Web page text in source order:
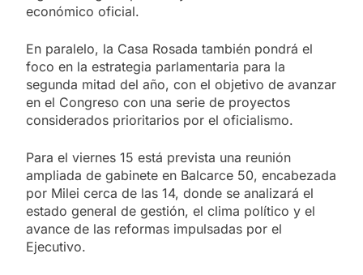
económico oficial.
En paralelo, la Casa Rosada también pondrá el
foco en la estrategia parlamentaria para la
segunda mitad del año, con el objetivo de avanzar
en el Congreso con una serie de proyectos
considerados prioritarios por el oficialismo.
Para el viernes 15 está prevista una reunión
ampliada de gabinete en Balcarce 50, encabezada
por Milei cerca de las 14, donde se analizará el
estado general de gestión, el clima político y el
avance de las reformas impulsadas por el
Ejecutivo.